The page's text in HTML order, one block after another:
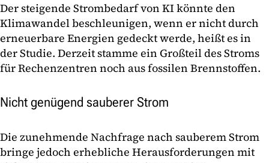
Der steigende Strombedarf von KI könnte den
Klimawandel beschleunigen, wenn er nicht durch
erneuerbare Energien gedeckt werde, heißt es in
der Studie. Derzeit stamme ein Großteil des Stroms
für Rechenzentren noch aus fossilen Brennstoffen.
Nicht genügend sauberer Strom
Die zunehmende Nachfrage nach sauberem Strom
bringe jedoch erhebliche Herausforderungen mit